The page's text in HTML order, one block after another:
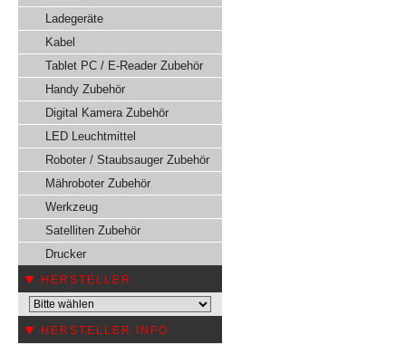
Ladegeräte
Kabel
Tablet PC / E-Reader Zubehör
Handy Zubehör
Digital Kamera Zubehör
LED Leuchtmittel
Roboter / Staubsauger Zubehör
Mähroboter Zubehör
Werkzeug
Satelliten Zubehör
Drucker
HERSTELLER
HERSTELLER INFO